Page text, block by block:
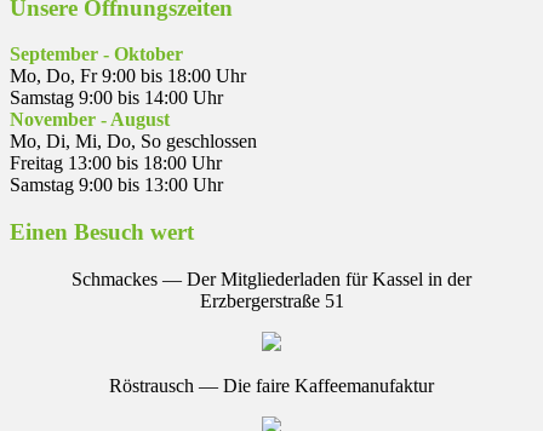
Unsere Öffnungszeiten
September - Oktober
Mo, Do, Fr 9:00 bis 18:00 Uhr
Samstag 9:00 bis 14:00 Uhr
November - August
Mo, Di, Mi, Do, So geschlossen
Freitag 13:00 bis 18:00 Uhr
Samstag 9:00 bis 13:00 Uhr
Einen Besuch wert
Schmackes — Der Mitgliederladen für Kassel in der
Erzbergerstraße 51
Röstrausch — Die faire Kaffeemanufaktur